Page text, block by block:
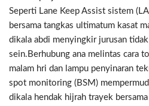
Seperti Lane Keep Assist sistem
bersama tangkas ultimatum kasat
dikala abdi menyingkir jurusan
sein.Berhubung ana melintas cara
malam hri dan lampu penyinaran
spot monitoring (BSM)
dikala hendak hijrah trayek